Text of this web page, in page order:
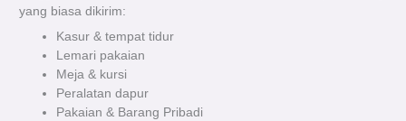
yang biasa dikirim:
Kasur & tempat tidur
Lemari pakaian
Meja & kursi
Peralatan dapur
Pakaian & Barang Pribadi